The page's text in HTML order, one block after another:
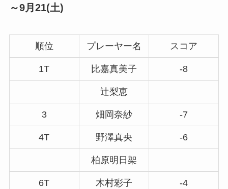
～9月21(土)
順位 プレーヤー名 スコア
1T 比嘉真美子 -8
辻梨恵
3 畑岡奈紗 -7
4T 野澤真央 -6
柏原明日架
6T 木村彩子 -4